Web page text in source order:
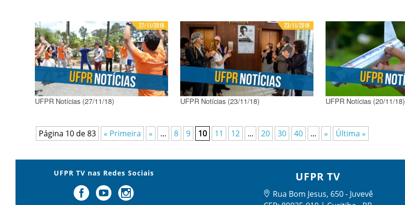
UFPR Notícias (27/11/18) UFPR Notícias (23/11/18) UFPR Notícias (20/11/18)
Página 10 de 83 « Primeira « ... 8 9 10 11 12 ... 20 30 40 ... » Última »
UFPR TV nas Redes Sociais UFPR TV
Rua Bom Jesus, 650 - Juvevê